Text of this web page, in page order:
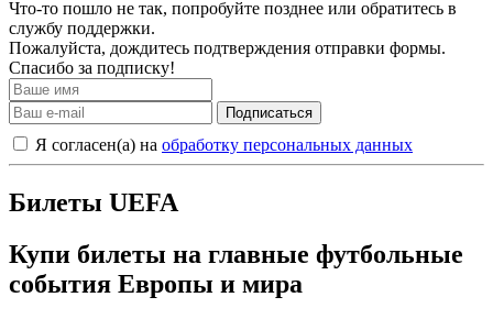
Что-то пошло не так, попробуйте позднее или обратитесь в
службу поддержки.
Пожалуйста, дождитесь подтверждения отправки формы.
Спасибо за подписку!
Подписаться
Я согласен(а) на обработку персональных данных
Билеты UEFA
Купи билеты на главные футбольные
события Европы и мира